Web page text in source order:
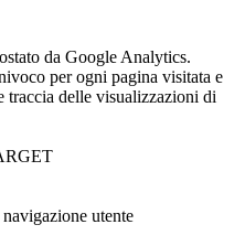
da Google Analytics.
per ogni pagina visitata e
traccia delle visualizzazioni di
utente